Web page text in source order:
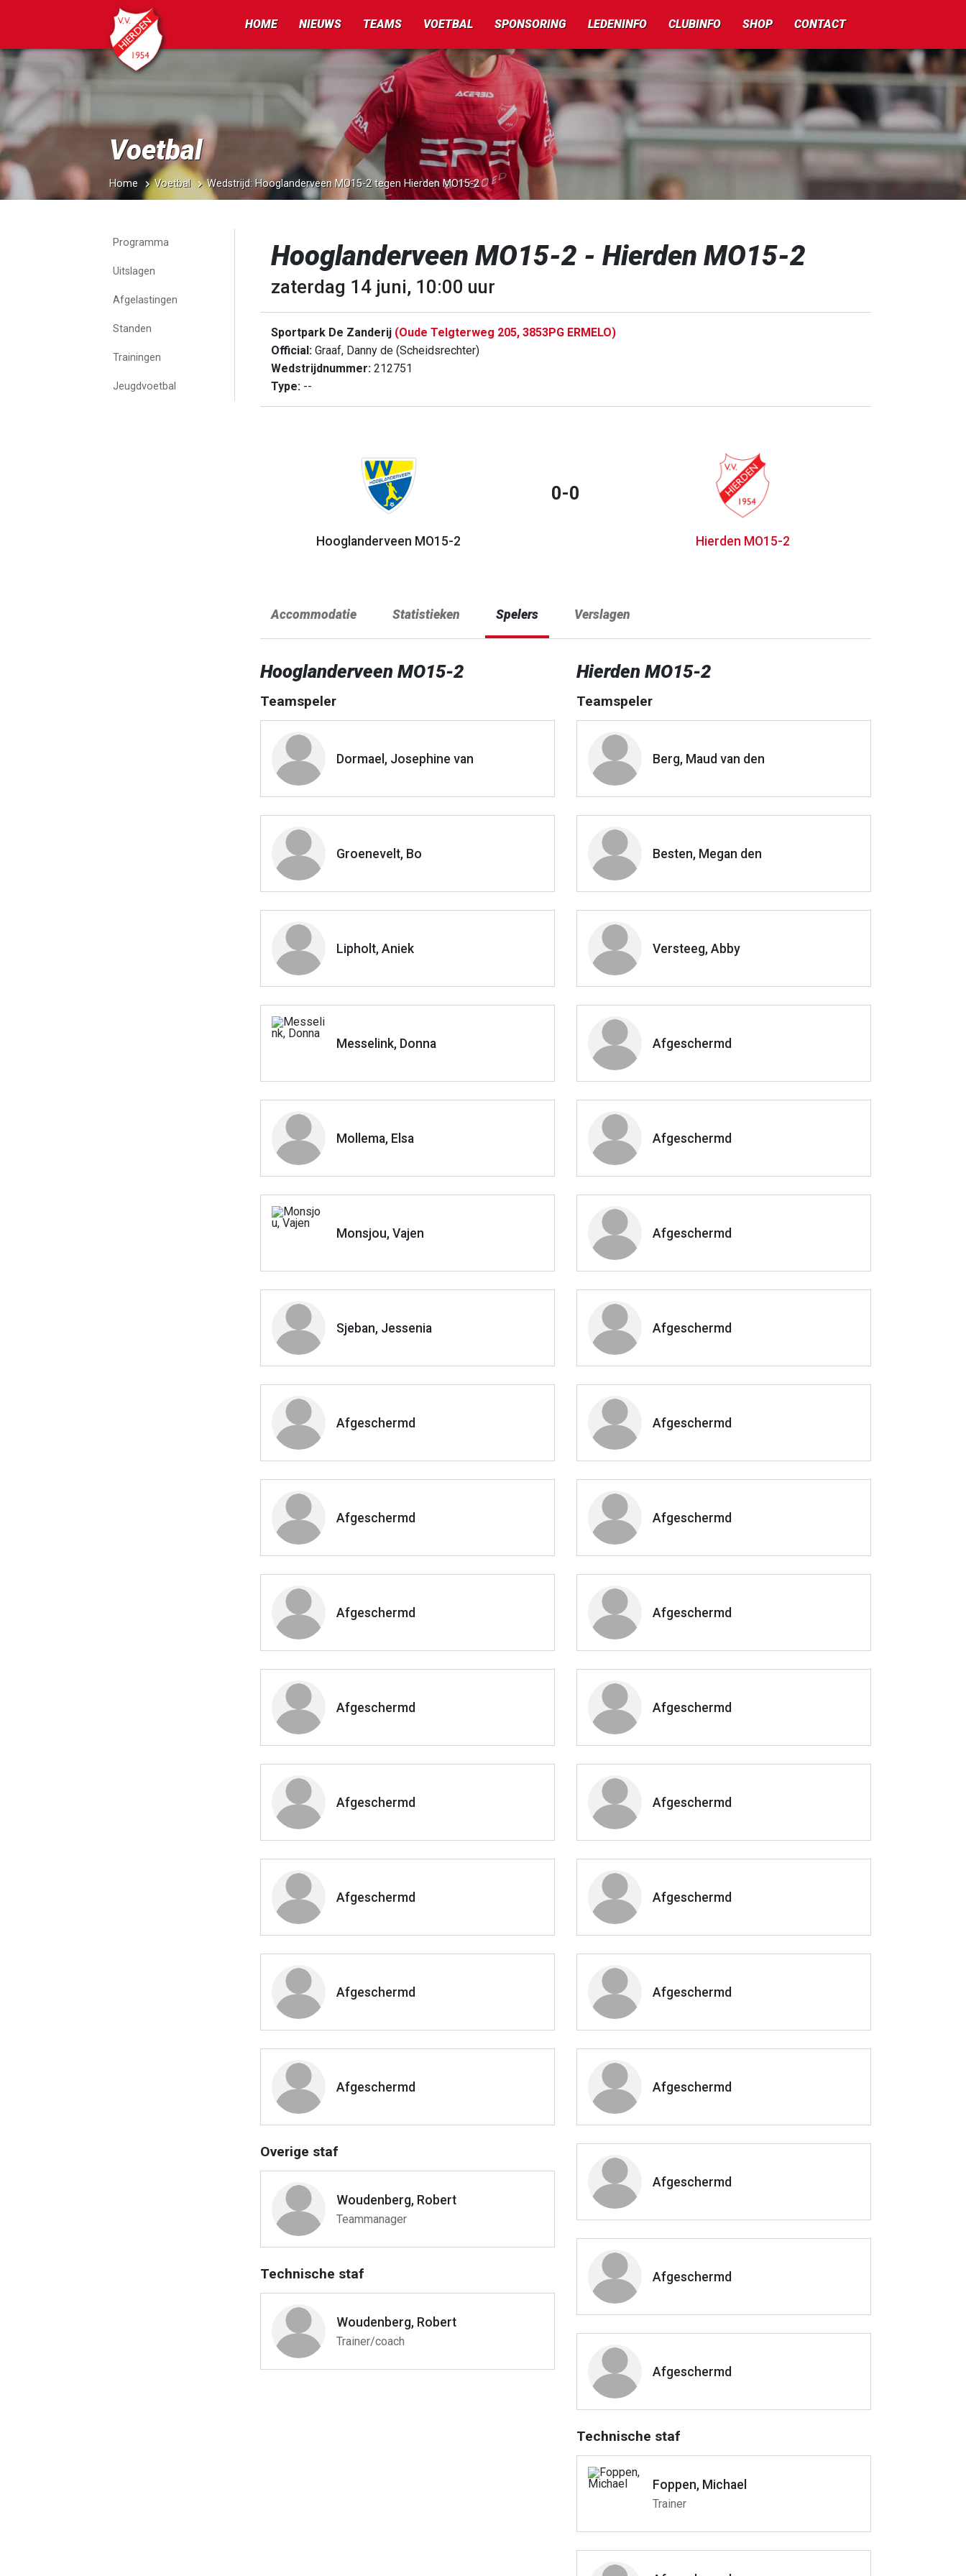
HOME NIEUWS TEAMS VOETBAL SPONSORING LEDENINFO CLUBINFO SHOP CONTACT
Voetbal
Home Voetbal Wedstrijd: Hooglanderveen MO15-2 tegen Hierden MO15-2
Programma
Uitslagen
Afgelastingen
Standen
Trainingen
Jeugdvoetbal
Hooglanderveen MO15-2 - Hierden MO15-2
zaterdag 14 juni, 10:00 uur
Sportpark De Zanderij (Oude Telgterweg 205, 3853PG ERMELO)
Official: Graaf, Danny de (Scheidsrechter)
Wedstrijdnummer: 212751
Type: --
Hooglanderveen MO15-2
0-0
Hierden MO15-2
Accommodatie Statistieken Spelers Verslagen
Hooglanderveen MO15-2
Teamspeler
Dormael, Josephine van
Groenevelt, Bo
Lipholt, Aniek
Messelink, Donna
Mollema, Elsa
Monsjou, Vajen
Sjeban, Jessenia
Afgeschermd
Afgeschermd
Afgeschermd
Afgeschermd
Afgeschermd
Afgeschermd
Afgeschermd
Afgeschermd
Overige staf
Woudenberg, Robert
Teammanager
Technische staf
Woudenberg, Robert
Trainer/coach
Hierden MO15-2
Teamspeler
Berg, Maud van den
Besten, Megan den
Versteeg, Abby
Afgeschermd
Afgeschermd
Afgeschermd
Afgeschermd
Afgeschermd
Afgeschermd
Afgeschermd
Afgeschermd
Afgeschermd
Afgeschermd
Afgeschermd
Afgeschermd
Afgeschermd
Afgeschermd
Afgeschermd
Technische staf
Foppen, Michael
Trainer